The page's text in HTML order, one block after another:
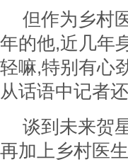
但作为乡村
年的他,近几年
轻嘛,特别有心
从话语中记者
谈到未来贺
再加上乡村医